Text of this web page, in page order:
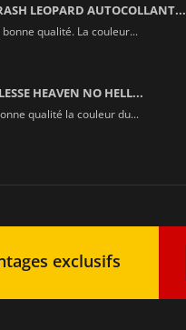
LEOPARD AUTOCOLLANT...
qualité. La couleur...
HEAVEN NO HELL...
qualité la couleur du...
exclusifs